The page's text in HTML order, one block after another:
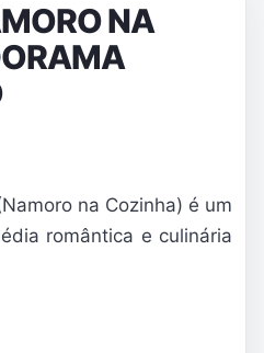
NA
na Cozinha) é um
romântica e culinária